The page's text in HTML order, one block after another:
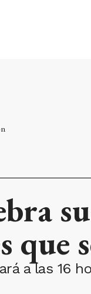
que
a las 16